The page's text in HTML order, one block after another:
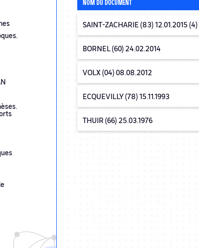
SAINT-ZACHARIE (83) 12.01.2015 (4)
BORNEL (60) 24.02.2014
VOLX (04) 08.08.2012
ECQUEVILLY (78) 15.11.1993
THUIR (66) 25.03.1976